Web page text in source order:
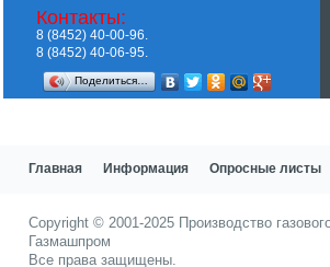
Контакты:
8 (8452) 40-00-96.
8 (8452) 40-06-95.
Поделиться…
Главная Информация Опросные листы
Copyright © 2001-2025 Производство
Газмашпром
Все права защищены.